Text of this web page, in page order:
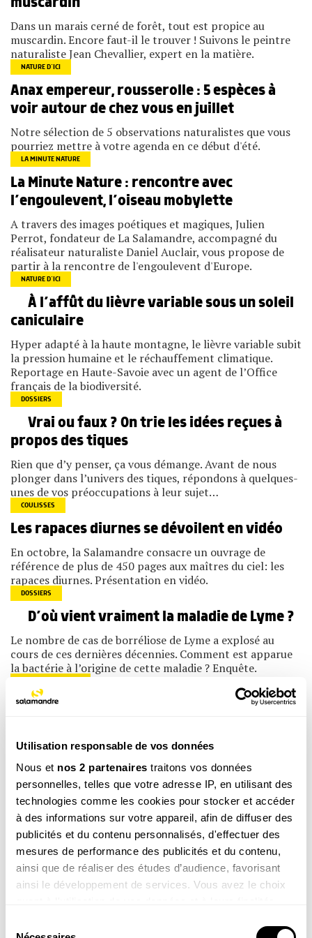
Utilisation responsable de vos données
Nous et nos 2 partenaires traitons vos données
personnelles, telles que votre adresse IP, en utilisant des
technologies comme les cookies pour stocker et accéder
à des informations sur votre appareil, afin de diffuser des
publicités et du contenu personnalisés, d'effectuer des
mesures de performance des publicités et du contenu,
ainsi que de réaliser des études d’audience, favorisant
ainsi le développement de services. Vous avez le choix
tout moment en consultant la Déclaration relative aux
Dans un marais cerné de forêt, tout est propice au
muscardin. Encore faut-il le trouver ! Suivons le peintre
naturaliste Jean Chevallier, expert en la matière.
NATURE D’ICI
Anax empereur, rousserolle : 5 espèces à
voir autour de chez vous en juillet
Notre sélection de 5 observations naturalistes que vous
pourriez mettre à votre agenda en ce début d'été.
LA MINUTE NATURE
La Minute Nature : rencontre avec
l’engoulevent, l’oiseau mobylette
A travers des images poétiques et magiques, Julien
Perrot, fondateur de La Salamandre, accompagné du
réalisateur naturaliste Daniel Auclair, vous propose de
partir à la rencontre de l'engoulevent d'Europe.
NATURE D’ICI
À l’affût du lièvre variable sous un soleil
caniculaire
Hyper adapté à la haute montagne, le lièvre variable subit
la pression humaine et le réchauffement climatique.
Reportage en Haute-Savoie avec un agent de l’Office
français de la biodiversité.
DOSSIERS
Vrai ou faux ? On trie les idées reçues à
propos des tiques
Rien que d’y penser, ça vous démange. Avant de nous
plonger dans l’univers des tiques, répondons à quelques-
unes de vos préoccupations à leur sujet…
COULISSES
Les rapaces diurnes se dévoilent en vidéo
En octobre, la Salamandre consacre un ouvrage de
référence de plus de 450 pages aux maîtres du ciel: les
rapaces diurnes. Présentation en vidéo.
DOSSIERS
D’où vient vraiment la maladie de Lyme ?
Le nombre de cas de borréliose de Lyme a explosé au
cours de ces dernières décennies. Comment est apparue
la bactérie à l’origine de cette maladie ? Enquête.
La Minute Nature : nos conseils pour éviter
Fondateur de La Salamandre, Julien Perrot met le doigt
sur les idées reçues très tenaces sur cet acarien parasite
et vous donne ses précieux conseils pour éviter de vous
faire mordre !
NATURE D’ICI
« Au bon endroit, au bon moment » avec
la relève de l’ornithologie romande
Tous les mois, des passionnés d’ornithologie se
retrouvent au sein de la section « jeunes » de Nos oiseaux.
Escapade en leur compagnie à La Chassagne d’Onnens (